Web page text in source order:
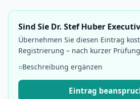
Sind Sie Dr. Stef Huber
Übernehmen Sie diesen Eintrag
Registrierung – nach kurzer
○Beschreibung ergänzen
Eintrag